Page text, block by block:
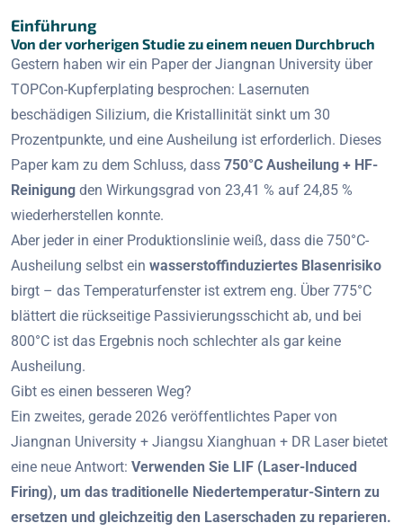
Einführung
Von der vorherigen Studie zu einem neuen Durchbruch
Gestern haben wir ein Paper der Jiangnan University über
TOPCon-Kupferplating besprochen: Lasernuten
beschädigen Silizium, die Kristallinität sinkt um 30
Prozentpunkte, und eine Ausheilung ist erforderlich. Dieses
Paper kam zu dem Schluss, dass 750°C Ausheilung + HF-
Reinigung den Wirkungsgrad von 23,41 % auf 24,85 %
wiederherstellen konnte.
Aber jeder in einer Produktionslinie weiß, dass die 750°C-
Ausheilung selbst ein wasserstoffinduziertes Blasenrisiko
birgt – das Temperaturfenster ist extrem eng. Über 775°C
blättert die rückseitige Passivierungsschicht ab, und bei
800°C ist das Ergebnis noch schlechter als gar keine
Ausheilung.
Gibt es einen besseren Weg?
Ein zweites, gerade 2026 veröffentlichtes Paper von
Jiangnan University + Jiangsu Xianghuan + DR Laser bietet
eine neue Antwort: Verwenden Sie LIF (Laser-Induced
Firing), um das traditionelle Niedertemperatur-Sintern zu
ersetzen und gleichzeitig den Laserschaden zu reparieren.